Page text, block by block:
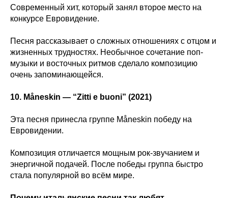
Современный хит, который занял второе место на
конкурсе Евровидение.
Песня рассказывает о сложных отношениях с отцом и
жизненных трудностях. Необычное сочетание поп-
музыки и восточных ритмов сделало композицию
очень запоминающейся.
10. Måneskin — “Zitti e buoni” (2021)
Эта песня принесла группе Måneskin победу на
Евровидении.
Композиция отличается мощным рок-звучанием и
энергичной подачей. После победы группа быстро
стала популярной во всём мире.